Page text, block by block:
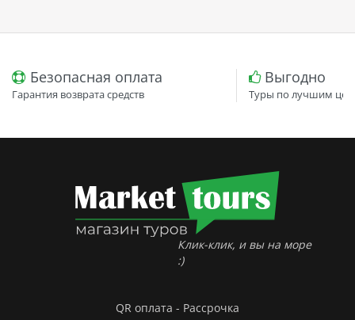
Безопасная оплата
Гарантия возврата средств
Выгодно
Туры по лучшим
Клик-клик, и вы на море
:)
QR оплата - Рассрочка